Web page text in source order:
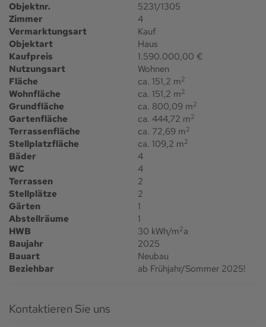
Objektnr.
5231/1305
Zimmer
4
Vermarktungsart
Kauf
Objektart
Haus
Kaufpreis
1.590.000,00 €
Nutzungsart
Wohnen
Fläche
ca. 151,2 m2
Wohnfläche ca. 151,2 m2
Grundfläche ca. 800,09 m2
Gartenfläche ca. 444,72 m2
Terrassenfläche ca. 72,69 m2
Stellplatzfläche ca. 109,2 m2
Bäder
4
WC
4
Terrassen
2
Stellplätze
2
Gärten
1
Abstellräume
1
HWB
30 kWh/m2a
Baujahr
2025
Bauart
Neubau
Beziehbar
ab Frühjahr/Sommer 2025!
Kontaktieren Sie uns